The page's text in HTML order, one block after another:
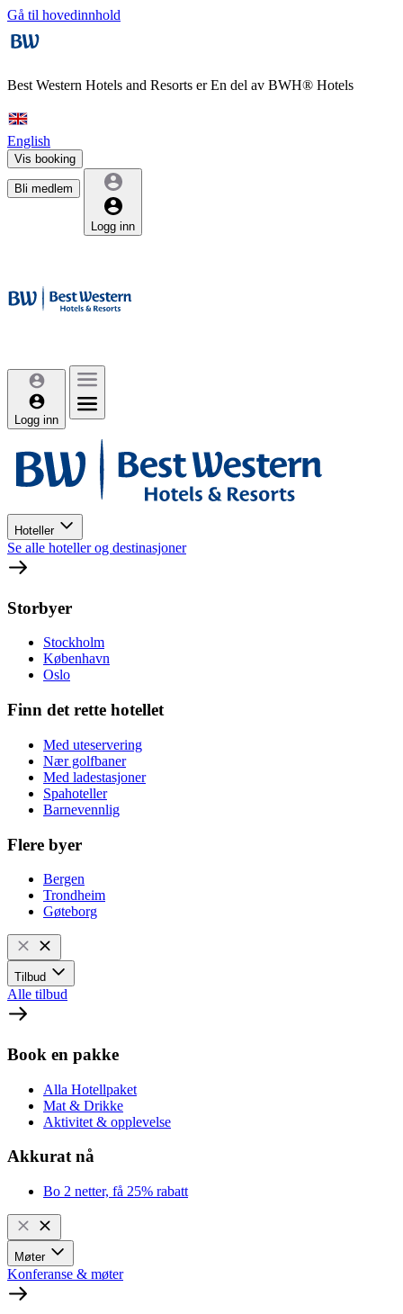
Gå til hovedinnhold
Best Western Hotels and Resorts erEn del av BWH® Hotels
English
Vis booking
Bli medlem
Logg inn
Logg inn
Hoteller
Se alle hoteller og destinasjoner
Storbyer
Stockholm
København
Oslo
Finn det rette hotellet
Med uteservering
Nær golfbaner
Med ladestasjoner
Spahoteller
Barnevennlig
Flere byer
Bergen
Trondheim
Gøteborg
Tilbud
Alle tilbud
Book en pakke
Alla Hotellpaket
Mat & Drikke
Aktivitet & opplevelse
Akkurat nå
Bo 2 netter, få 25% rabatt
Møter
Konferanse & møter